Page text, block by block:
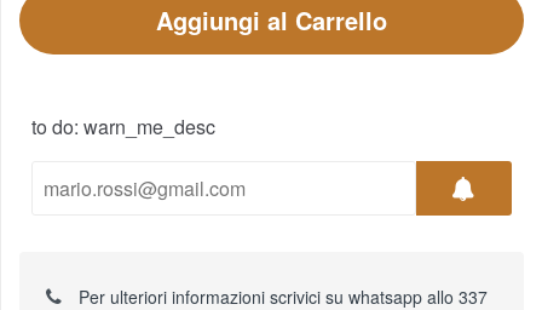
Aggiungi al Carrello
to do: warn_me_desc
Per ulteriori informazioni scrivici su whatsapp allo 337